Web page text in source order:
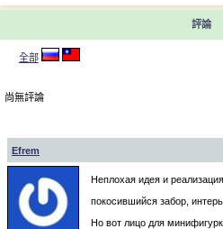
評論
全部
尚無評論
Efrem
Неплохая идея и
покосившийся забор,
Но вот лицо для